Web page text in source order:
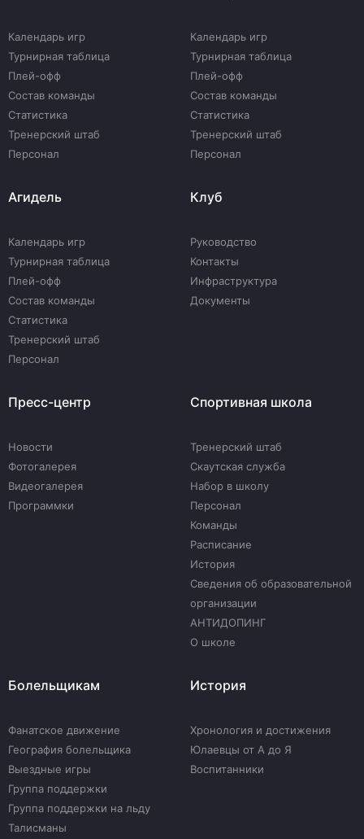
Календарь игр
Турнирная таблица
Плей-офф
Состав команды
Статистика
Тренерский штаб
Персонал
Календарь игр
Турнирная таблица
Плей-офф
Состав команды
Статистика
Тренерский штаб
Персонал
Агидель
Календарь игр
Турнирная таблица
Плей-офф
Состав команды
Статистика
Тренерский штаб
Персонал
Клуб
Руководство
Контакты
Инфраструктура
Документы
Пресс-центр
Новости
Фотогалерея
Видеогалерея
Программки
Спортивная школа
Тренерский штаб
Скаутская служба
Набор в школу
Персонал
Команды
Расписание
История
Сведения об образовательной
организации
АНТИДОПИНГ
О школе
Болельщикам
Фанатское движение
География болельщика
Выездные игры
Группа поддержки
Группа поддержки на льду
Талисманы
История
Хронология и достижения
Юлаевцы от А до Я
Воспитанники